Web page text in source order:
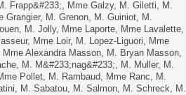
Frapp&#233;, Mme Galzy, M. Giletti, M.
M. Grenon, M. Guiniot, M.
M. Jolly, Mme Laporte, Mme Lavalette,
Mme Loir, M. Lopez-Liguori, Mme
Alexandra Masson, M. Bryan Masson,
M. M&#233;nag&#233;, M. Muller, M.
Pollet, M. Rambaud, Mme Ranc, M.
M. Sabatou, M. Salmon, M. Schreck, M.